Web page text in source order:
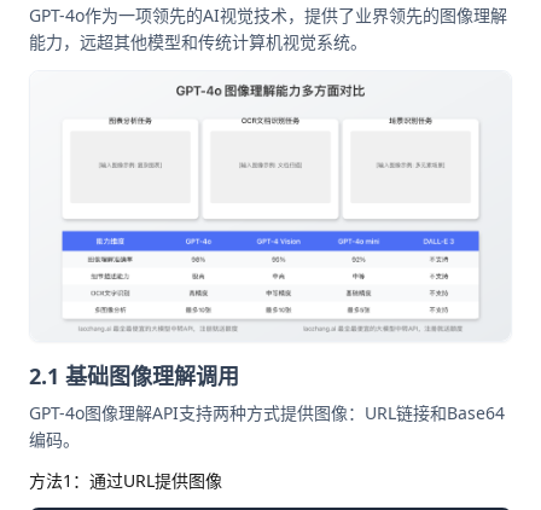
GPT-4o作为一项领先的AI视觉技术，提供了业界领先的图像理解
能力，远超其他模型和传统计算机视觉系统。
2.1 基础图像理解调用
GPT-4o图像理解API支持两种方式提供图像：URL链接和Base64
编码。
方法1：通过URL提供图像